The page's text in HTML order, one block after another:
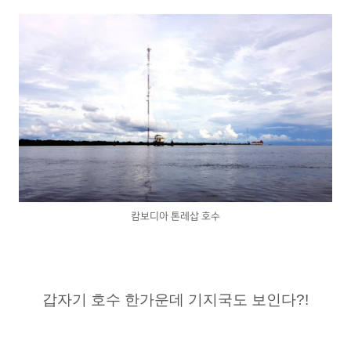
캄보디아 톤레삽 호수
갑자기 호수 한가운데 기지국도 보인다?!